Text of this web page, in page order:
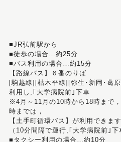
■JR弘前駅から
■徒歩の場合…約25分
■バス利用の場合…約15分
【路線バス】６番のりば
[駒越線][枯木平線][弥生･新岡･葛
利用し,｢大学病院前｣下車
※4月～11月の10時から18時まで
時までは，
【土手町循環バス】が利用できます
（10分間隔で運行,｢大学病院前｣下
■タクシー利用の場合…約10分